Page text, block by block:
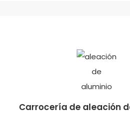
Carrocería de aleación